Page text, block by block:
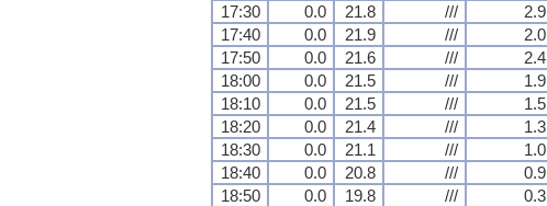
17:30
0.0 21.8 /// 2.9
17:40
0.0 21.9 /// 2.0
17:50
0.0 21.6 /// 2.4
18:00
0.0 21.5 /// 1.9
18:10
0.0 21.5 /// 1.5
18:20
0.0 21.4 /// 1.3
18:30
0.0 21.1 /// 1.0
18:40
0.0 20.8 /// 0.9
18:50
0.0 19.8 /// 0.3